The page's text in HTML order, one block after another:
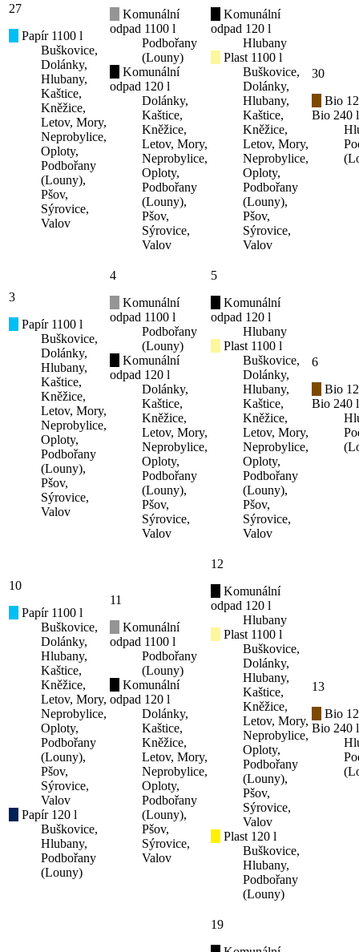
27
Papír 1100 l
Buškovice,
Dolánky,
Hlubany,
Kaštice,
Kněžice,
Letov, Mory,
Neprobylice,
Oploty,
Podbořany
(Louny),
Pšov,
Sýrovice,
Valov
Komunální
odpad 1100 l
Podbořany
(Louny)
Komunální
odpad 120 l
Dolánky,
Kaštice,
Kněžice,
Letov, Mory,
Neprobylice,
Oploty,
Podbořany
(Louny),
Pšov,
Sýrovice,
Valov
Komunální
odpad 120 l
Hlubany
Plast 1100 l
Buškovice,
Dolánky,
Hlubany,
Kaštice,
Kněžice,
Letov, Mory,
Neprobylice,
Oploty,
Podbořany
(Louny),
Pšov,
Sýrovice,
Valov
30
Bio
Bio 240 l
3
Papír 1100 l
Buškovice,
Dolánky,
Hlubany,
Kaštice,
Kněžice,
Letov, Mory,
Neprobylice,
Oploty,
Podbořany
(Louny),
Pšov,
Sýrovice,
Valov
4
Komunální
odpad 1100 l
Podbořany
(Louny)
Komunální
odpad 120 l
Dolánky,
Kaštice,
Kněžice,
Letov, Mory,
Neprobylice,
Oploty,
Podbořany
(Louny),
Pšov,
Sýrovice,
Valov
5
Komunální
odpad 120 l
Hlubany
Plast 1100 l
Buškovice,
Dolánky,
Hlubany,
Kaštice,
Kněžice,
Letov, Mory,
Neprobylice,
Oploty,
Podbořany
(Louny),
Pšov,
Sýrovice,
Valov
6
Bio
Bio 240 l
10
Papír 1100 l
Buškovice,
Dolánky,
Hlubany,
Kaštice,
Kněžice,
Letov, Mory,
Neprobylice,
Oploty,
Podbořany
(Louny),
Pšov,
Sýrovice,
Valov
Papír 120 l
Buškovice,
Hlubany,
Podbořany
(Louny)
11
Komunální
odpad 1100 l
Podbořany
(Louny)
Komunální
odpad 120 l
Dolánky,
Kaštice,
Kněžice,
Letov, Mory,
Neprobylice,
Oploty,
Podbořany
(Louny),
Pšov,
Sýrovice,
Valov
12
Komunální
odpad 120 l
Hlubany
Plast 1100 l
Buškovice,
Dolánky,
Hlubany,
Kaštice,
Kněžice,
Letov, Mory,
Neprobylice,
Oploty,
Podbořany
(Louny),
Pšov,
Sýrovice,
Valov
Plast 120 l
Buškovice,
Hlubany,
Podbořany
(Louny)
13
Bio
Bio 240 l
19